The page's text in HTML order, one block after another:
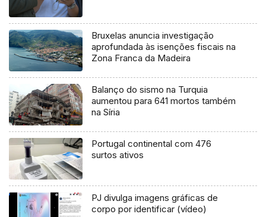
Bruxelas anuncia investigação
aprofundada às isenções fiscais na
Zona Franca da Madeira
Balanço do sismo na Turquia
aumentou para 641 mortos também
na Síria
Portugal continental com 476
surtos ativos
PJ divulga imagens gráficas de
corpo por identificar (vídeo)